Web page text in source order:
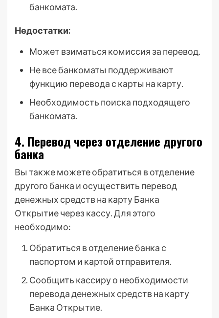
банкомата.
Недостатки:
Может взиматься комиссия за перевод.
Не все банкоматы поддерживают
функцию перевода с карты на карту.
Необходимость поиска подходящего
банкомата.
4. Перевод через отделение другого
банка
Вы также можете обратиться в отделение
другого банка и осуществить перевод
денежных средств на карту Банка
Открытие через кассу. Для этого
необходимо:
Обратиться в отделение банка с
паспортом и картой отправителя.
Сообщить кассиру о необходимости
перевода денежных средств на карту
Банка Открытие.